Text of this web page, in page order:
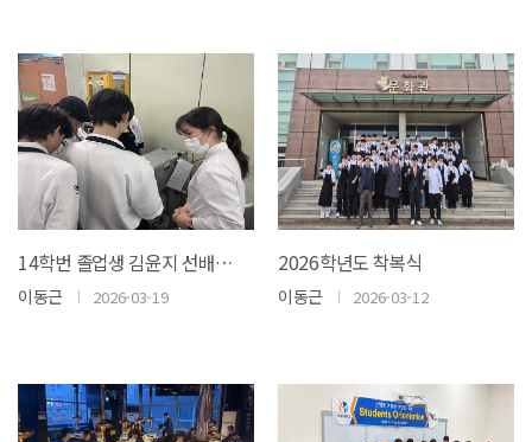
14학번 졸업생 김윤지 선배님 특강(롯데호텔 본점 제과부 5성 호텔 주임)
이동근 l 2026-03-19
2026학년도 착복식
이동근 l 2026-03-12